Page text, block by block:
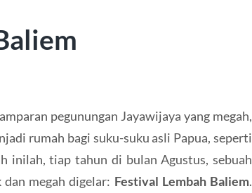
pegunungan Jayawijaya yang megah,
rumah bagi suku-suku asli Papua, seperti
inilah, tiap tahun di bulan Agustus, sebuah
megah digelar: Festival Lembah Baliem.